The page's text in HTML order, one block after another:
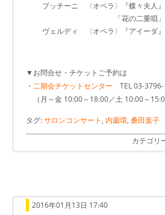
プッチーニ 〈オペラ〉『蝶々夫人』
「花の二重唱」「ある
ヴェルディ 〈オペラ〉『アイーダ』
ほ
▼お問合せ・チケットご予約は
・ 二期会チケットセンター TEL 03-
（月～金 10:00～18:00／土 10:00～
タグ:サロンコンサート , 内薗環, 桑田葉子
カテゴリ
2016年01月13日 17:40